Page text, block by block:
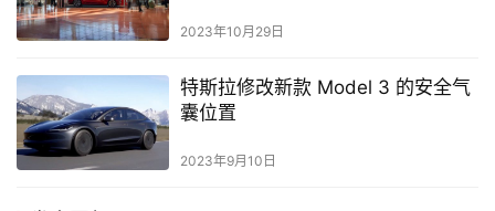
2023年10月29日
特斯拉修改新款 Model 3 的安全气
囊位置
2023年9月10日